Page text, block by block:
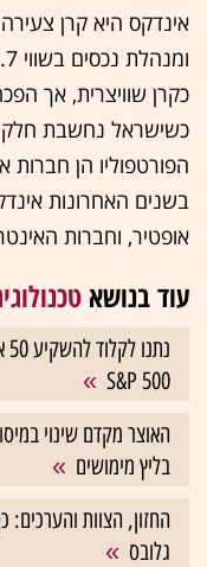
כקרן שוויצרית, אך
בשנים האחרונות
אופטיר, וחברות
עוד בנושא
S&P 500
האוצר מקדם שינוי
בליץ מימושים
החזון, הצוות
גלובס